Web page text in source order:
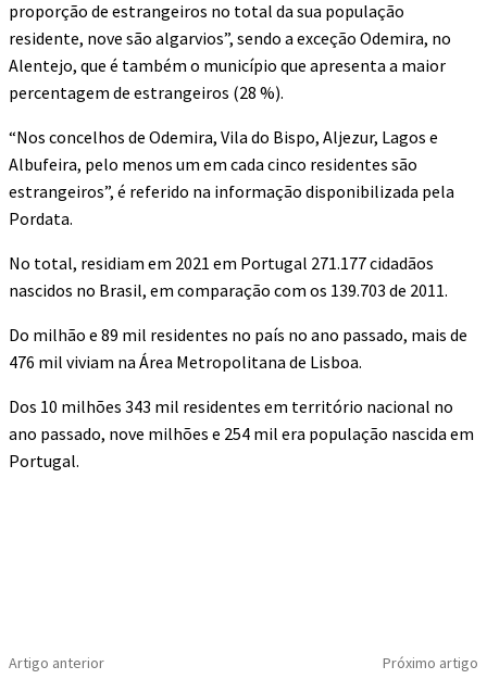
proporção de estrangeiros no total da sua população
residente, nove são algarvios”, sendo a exceção Odemira, no
Alentejo, que é também o município que apresenta a maior
percentagem de estrangeiros (28 %).
“Nos concelhos de Odemira, Vila do Bispo, Aljezur, Lagos e
Albufeira, pelo menos um em cada cinco residentes são
estrangeiros”, é referido na informação disponibilizada pela
Pordata.
No total, residiam em 2021 em Portugal 271.177 cidadãos
nascidos no Brasil, em comparação com os 139.703 de 2011.
Do milhão e 89 mil residentes no país no ano passado, mais de
476 mil viviam na Área Metropolitana de Lisboa.
Dos 10 milhões 343 mil residentes em território nacional no
ano passado, nove milhões e 254 mil era população nascida em
Portugal.
Artigo anterior Próximo artigo